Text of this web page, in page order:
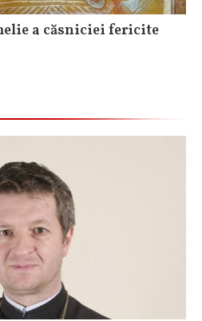
a căsniciei fericite